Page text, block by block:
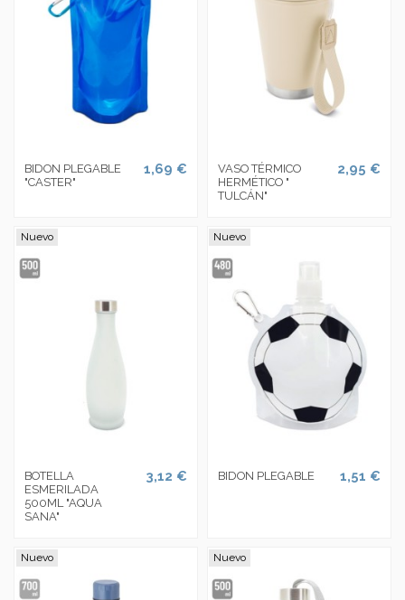
BIDON PLEGABLE
"CASTER"
1,69 €
VASO TÉRMICO
HERMÉTICO "
TULCÁN"
2,95 €
Nuevo
BOTELLA
ESMERILADA
500ML "AQUA
SANA"
3,12 €
Nuevo
BIDON PLEGABLE 1,51 €
Nuevo Nuevo